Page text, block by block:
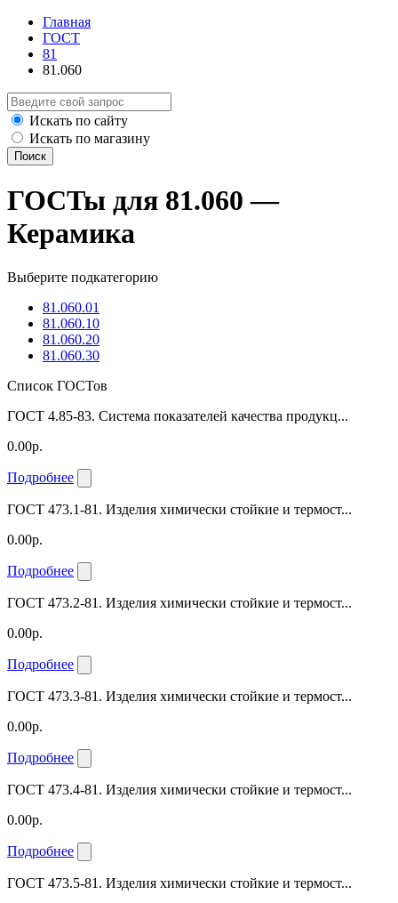
Главная
ГОСТ
81
81.060
Искать по сайту
Искать по магазину
Поиск
ГОСТы для 81.060 —
Керамика
Выберите подкатегорию
81.060.01
81.060.10
81.060.20
81.060.30
Список ГОСТов
ГОСТ 4.85-83. Система показателей качества продукц...
0.00р.
Подробнее
ГОСТ 473.1-81. Изделия химически стойкие и термост...
0.00р.
Подробнее
ГОСТ 473.2-81. Изделия химически стойкие и термост...
0.00р.
Подробнее
ГОСТ 473.3-81. Изделия химически стойкие и термост...
0.00р.
Подробнее
ГОСТ 473.4-81. Изделия химически стойкие и термост...
0.00р.
Подробнее
ГОСТ 473.5-81. Изделия химически стойкие и термост...